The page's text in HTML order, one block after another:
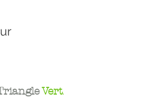
Vert.